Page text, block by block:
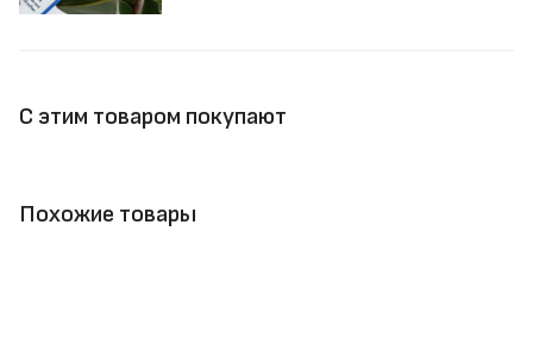
С этим товаром покупают
Похожие товары